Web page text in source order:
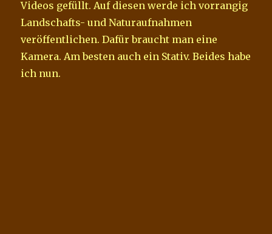
Videos gefüllt. Auf diesen werde ich vorrangig
Landschafts- und Naturaufnahmen
veröffentlichen. Dafür braucht man eine
Kamera. Am besten auch ein Stativ. Beides habe
ich nun.